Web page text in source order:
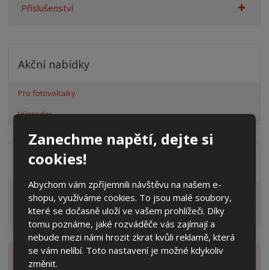
Zanechme napětí, dejte si
cookies!
Abychom vám zpříjemnili návštěvu na našem e-
shopu, využíváme cookies. To jsou malé soubory,
které se dočasně uloží ve vašem prohlížeči. Díky
tomu poznáme, jaké rozváděče vás zajímají a
nebude mezi námi hrozit zkrat kvůli reklamě, která
se vám nelíbí. Toto nastavení je možné kdykoliv
změnit.
Příslušenství
Akční nabídky
Pro fotovoltaiky
Výprodej
Distribuční společnost
EG.D
ČEZ
Novinky